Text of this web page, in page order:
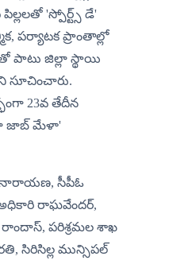
'స్పోర్ట్స్ డే'
పర్యాటక ప్రాంతాల్లో
పాటు జిల్లా స్థాయి
సూచించారు.
23వ తేదీన
జాబ్ మేళా'
సీపీఓ
రాఘవేందర్,
పరిశ్రమల శాఖ
సిరిసిల్ల మున్సిపల్